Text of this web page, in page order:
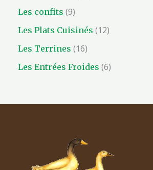
Les confits 9
Les Plats Cuisinés 12
Les Terrines 16
Les Entrées Froides 6